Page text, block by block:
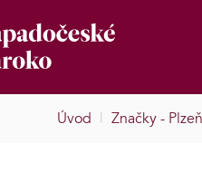
Úvod | Značky -